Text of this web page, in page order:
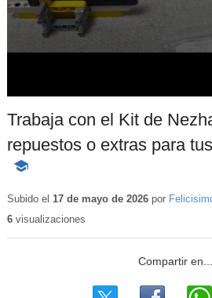
Trabaja con el Kit de
repuestos o extras para
-
educativo
Subido el 17 de mayo de 2026por
6visualizaciones